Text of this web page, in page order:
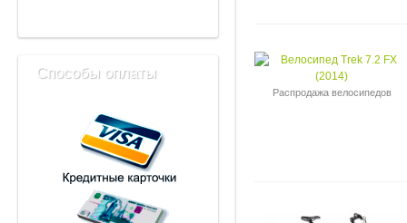
Способы оплаты
Распродажа велосипедов